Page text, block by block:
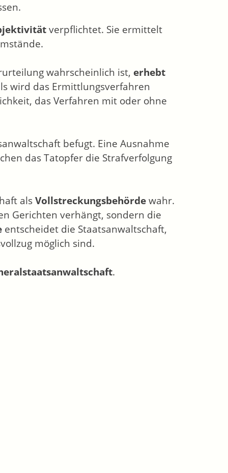
verpflichtet. Sie ermittelt
wahrscheinlich ist, erhebt
wird das Ermittlungsverfahren
das Verfahren mit oder ohne
befugt. Eine Ausnahme
das Tatopfer die Strafverfolgung
alsVollstreckungsbehördewahr.
Gerichten verhängt, sondern die
entscheidet die Staatsanwaltschaft,
möglich sind.
.